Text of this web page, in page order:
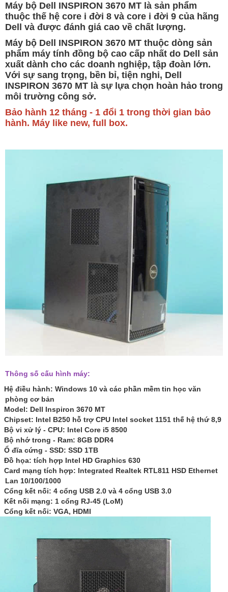
Máy bộ Dell INSPIRON 3670 MT là sản phẩm
thuộc thế hệ core i đời 8 và core i đời 9 của hãng
Dell và được đánh giá cao về chất lượng.
Máy bộ Dell INSPIRON 3670 MT thuộc dòng sản
phẩm máy tính đồng bộ cao cấp nhất do Dell sản
xuất dành cho các doanh nghiệp, tập đoàn lớn.
Với sự sang trọng, bền bỉ, tiện nghi, Dell
INSPIRON 3670 MT là sự lựa chọn hoàn hảo trong
môi trường công sở.
Bảo hành 12 tháng - 1 đổi 1 trong thời gian bảo
hành. Máy like new, full box.
Thông số cấu hình máy:
Hệ điều hành: Windows 10 và các phần mềm tin học văn
phòng cơ bản
Model: Dell Inspiron 3670 MT
Chipset: Intel B250 hỗ trợ CPU Intel socket 1151 thế hệ thứ 8,9
Bộ vi xử lý - CPU: Intel Core i5 8500
Bộ nhớ trong - Ram: 8GB DDR4
Ổ đĩa cứng - SSD: SSD 1TB
Đồ họa: tích hợp Intel HD Graphics 630
Card mạng tích hợp: Integrated Realtek RTL811 HSD Ethernet
Lan 10/100/1000
Cổng kết nối: 4 cổng USB 2.0 và 4 cổng USB 3.0
Kết nối mạng: 1 cổng RJ-45 (LoM)
Cổng kết nối: VGA, HDMI